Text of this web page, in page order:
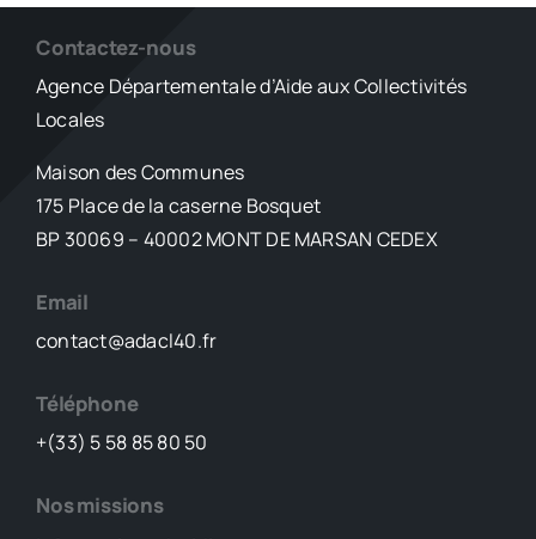
Contactez-nous
Agence Départementale d’Aide aux Collectivités
Locales
Maison des Communes
175 Place de la caserne Bosquet
BP 30069 – 40002 MONT DE MARSAN CEDEX
Email
contact@adacl40.fr
Téléphone
+(33) 5 58 85 80 50
Nos missions